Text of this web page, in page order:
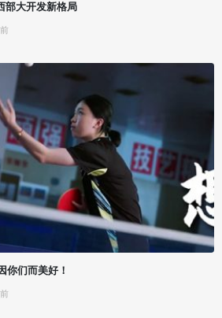
部大开发新格局
前
你们而美好！
前